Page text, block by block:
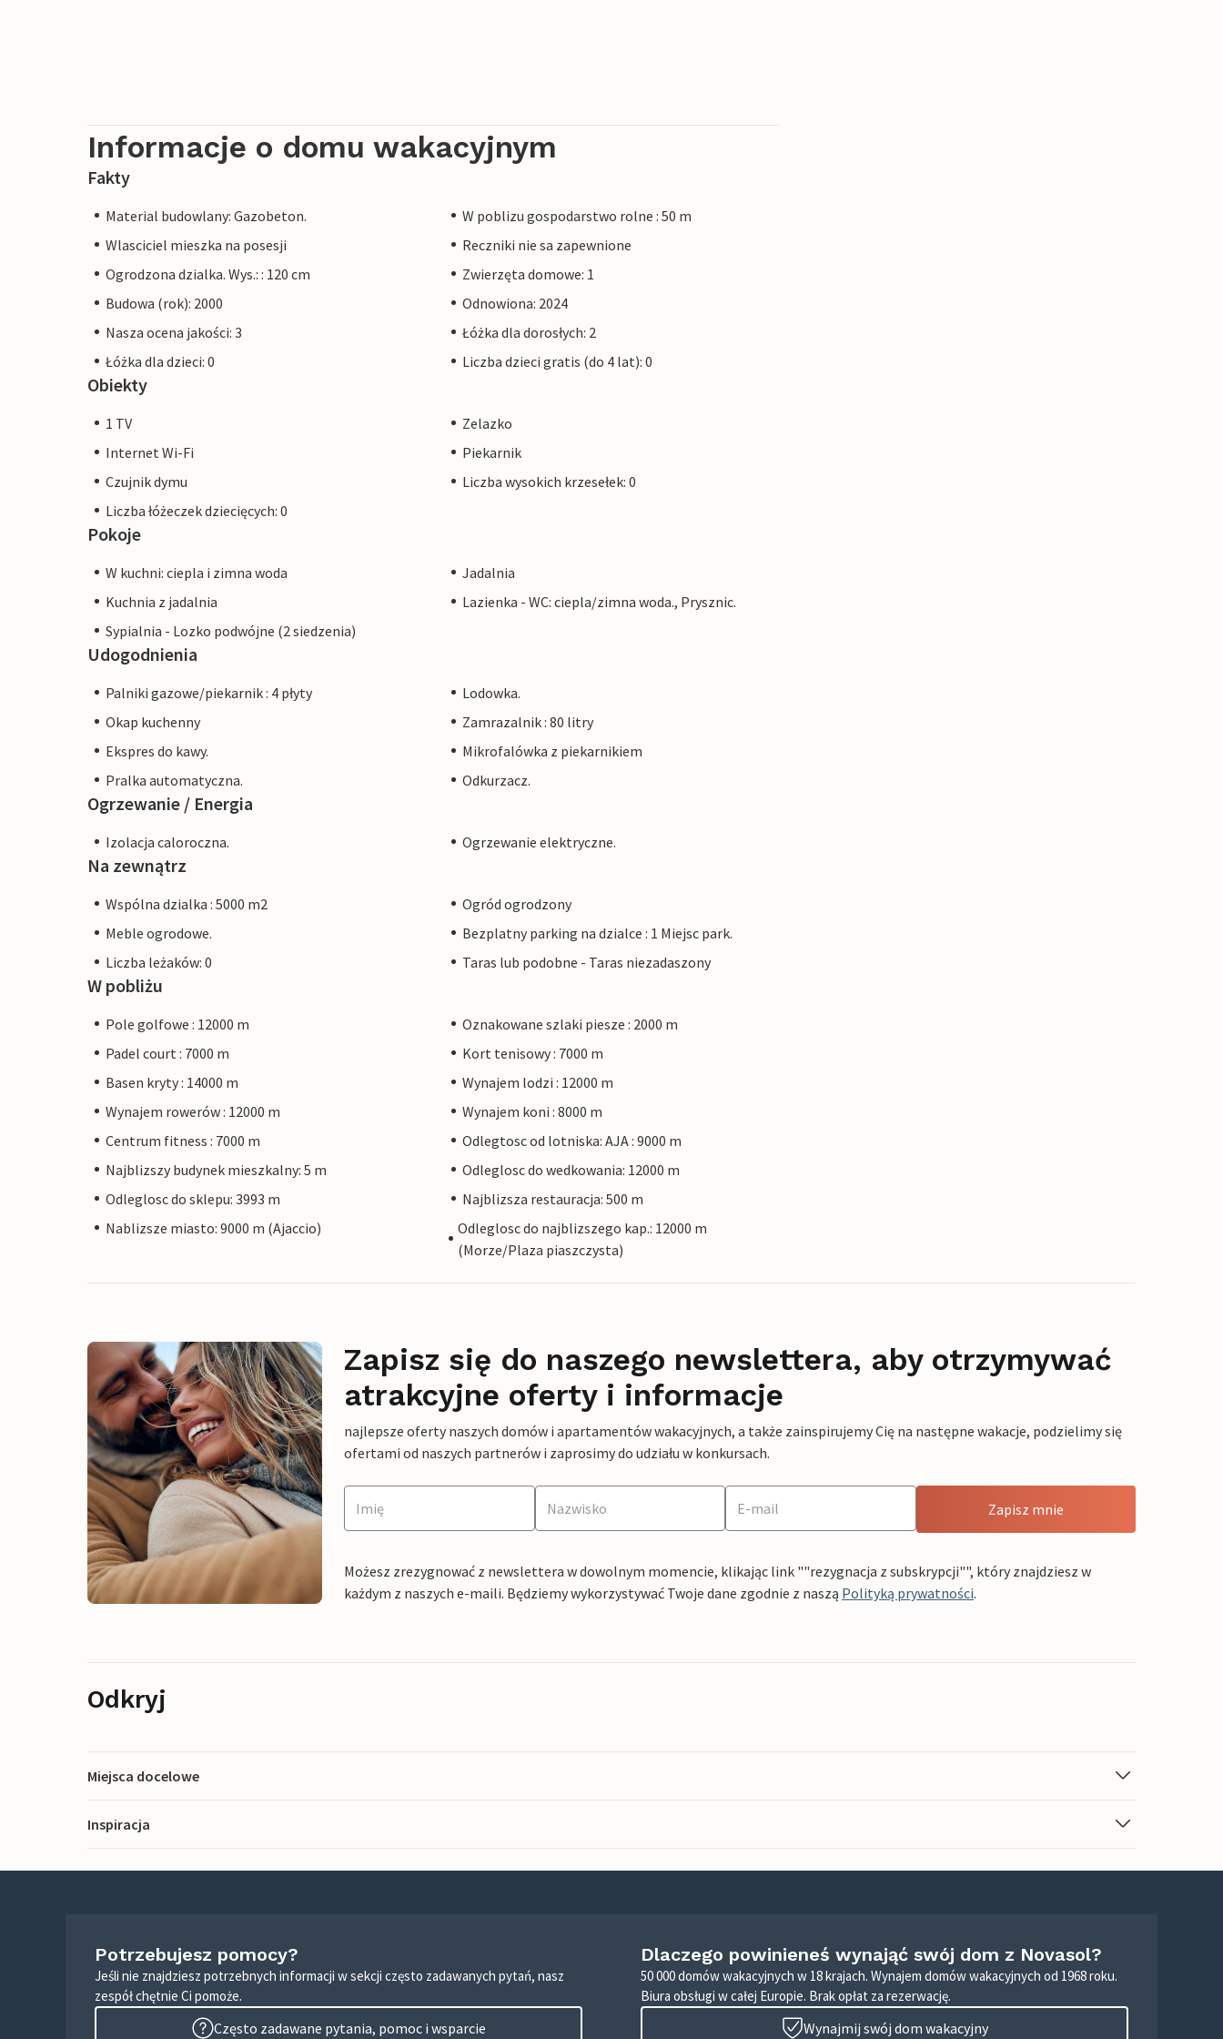
Informacje o domu wakacyjnym
Fakty
Material budowlany: Gazobeton.
W poblizu gospodarstwo rolne : 50 m
Wlasciciel mieszka na posesji
Reczniki nie sa zapewnione
Ogrodzona dzialka. Wys.: : 120 cm
Zwierzęta domowe: 1
Budowa (rok): 2000
Odnowiona: 2024
Nasza ocena jakości: 3
Łóżka dla dorosłych: 2
Łóżka dla dzieci: 0
Liczba dzieci gratis (do 4 lat): 0
Obiekty
1 TV
Zelazko
Internet Wi-Fi
Piekarnik
Czujnik dymu
Liczba wysokich krzesełek: 0
Liczba łóżeczek dziecięcych: 0
Pokoje
W kuchni: ciepla i zimna woda
Jadalnia
Kuchnia z jadalnia
Lazienka - WC: ciepla/zimna woda., Prysznic.
Sypialnia - Lozko podwójne (2 siedzenia)
Udogodnienia
Palniki gazowe/piekarnik : 4 płyty
Lodowka.
Okap kuchenny
Zamrazalnik : 80 litry
Ekspres do kawy.
Mikrofalówka z piekarnikiem
Pralka automatyczna.
Odkurzacz.
Ogrzewanie / Energia
Izolacja caloroczna. Ogrzewanie elektryczne.
Na zewnątrz
Wspólna dzialka : 5000 m2
Ogród ogrodzony
Meble ogrodowe.
Bezplatny parking na dzialce : 1 Miejsc park.
Liczba leżaków: 0
Taras lub podobne - Taras niezadaszony
W pobliżu
Pole golfowe : 12000 m
Oznakowane szlaki piesze : 2000 m
Padel court : 7000 m
Kort tenisowy : 7000 m
Basen kryty : 14000 m
Wynajem lodzi : 12000 m
Wynajem rowerów : 12000 m
Wynajem koni : 8000 m
Centrum fitness : 7000 m
Odlegtosc od lotniska: AJA : 9000 m
Najblizszy budynek mieszkalny: 5 m
Odleglosc do wedkowania: 12000 m
Odleglosc do sklepu: 3993 m
Najblizsza restauracja: 500 m
Nablizsze miasto: 9000 m (Ajaccio)
Odleglosc do najblizszego kap.: 12000 m
(Morze/Plaza piaszczysta)
Zapisz się do naszego newslettera, aby otrzymywać
atrakcyjne oferty i informacje
najlepsze oferty naszych domów i apartamentów wakacyjnych, a także zainspirujemy Cię na następne wakacje, podzielimy się
ofertami od naszych partnerów i zaprosimy do udziału w konkursach.
Zapisz mnie
Możesz zrezygnować z newslettera w dowolnym momencie, klikając link ""rezygnacja z subskrypcji"", który znajdziesz w
każdym z naszych e-maili. Będziemy wykorzystywać Twoje dane zgodnie z naszą Polityką prywatności.
Odkryj
Miejsca docelowe
Inspiracja
Potrzebujesz pomocy?
Jeśli nie znajdziesz potrzebnych informacji w sekcji często zadawanych pytań, nasz
zespół chętnie Ci pomoże.
Często zadawane pytania, pomoc i wsparcie
Dlaczego powinieneś wynająć swój dom z Novasol?
50 000 domów wakacyjnych w 18 krajach. Wynajem domów wakacyjnych od 1968 roku.
Biura obsługi w całej Europie. Brak opłat za rezerwację.
Wynajmij swój dom wakacyjny